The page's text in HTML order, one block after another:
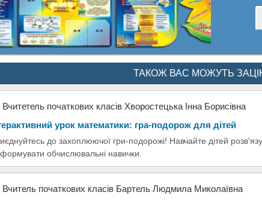
ТАКОЖ ВАС МОЖУТЬ
Вчитетель початкових класів Хворостецька Інна Борисівна
урок математики: гра-подорож для дітей
до захоплюючої гри-подорожі! Навчайте дітей
обчислювальні навички.
Вчитель початкових класів Бартель Людмила Миколаївна